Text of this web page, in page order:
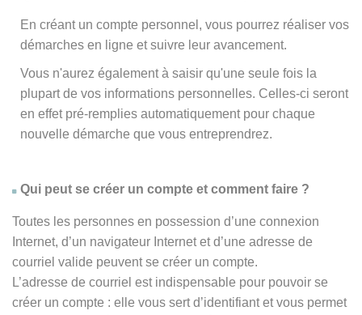
En créant un compte personnel, vous pourrez réaliser vos
démarches en ligne et suivre leur avancement.
Vous n'aurez également à saisir qu'une seule fois la
plupart de vos informations personnelles. Celles-ci seront
en effet pré-remplies automatiquement pour chaque
nouvelle démarche que vous entreprendrez.
Qui peut se créer un compte et comment faire ?
Toutes les personnes en possession d’une connexion
Internet, d’un navigateur Internet et d’une adresse de
courriel valide peuvent se créer un compte.
L’adresse de courriel est indispensable pour pouvoir se
créer un compte : elle vous sert d’identifiant et vous permet